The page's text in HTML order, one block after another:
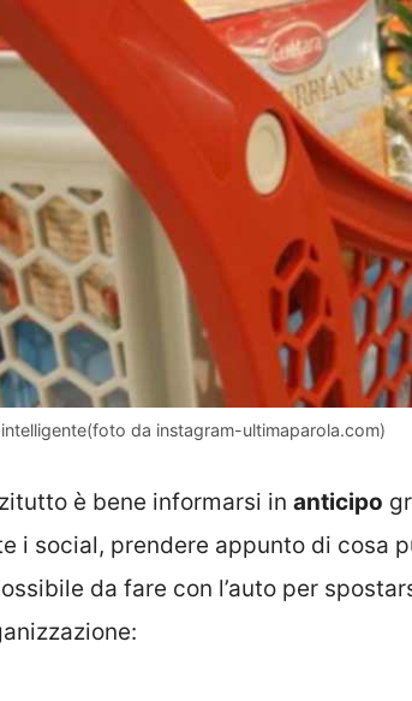
intelligente(foto da instagram-ultimaparola.com)
è bene informarsi in anticipo
i social, prendere appunto di cosa
da fare con l’auto per